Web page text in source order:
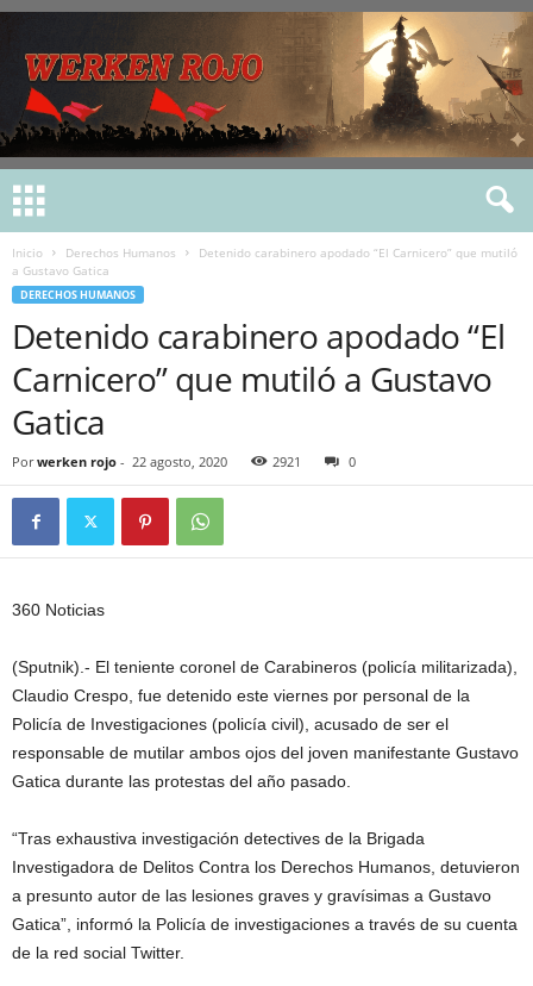
Inicio Derechos Humanos
Detenido carabinero apodado “El Carnicero” que mutiló
a Gustavo Gatica
DERECHOS HUMANOS
Detenido carabinero apodado “El
Carnicero” que mutiló a Gustavo
Gatica
Por werken rojo - 22 agosto, 2020 2921 0
360 Noticias
(Sputnik).- El teniente coronel de Carabineros (policía militarizada),
Claudio Crespo, fue detenido este viernes por personal de la
Policía de Investigaciones (policía civil), acusado de ser el
responsable de mutilar ambos ojos del joven manifestante Gustavo
Gatica durante las protestas del año pasado.
“Tras exhaustiva investigación detectives de la Brigada
Investigadora de Delitos Contra los Derechos Humanos, detuvieron
a presunto autor de las lesiones graves y gravísimas a Gustavo
Gatica”, informó la Policía de investigaciones a través de su cuenta
de la red social Twitter.